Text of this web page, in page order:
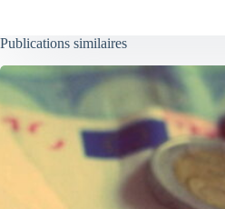
Publications similaires